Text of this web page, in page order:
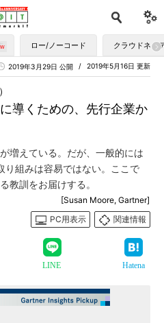
ロー/ノーコード クラウドネイ
2019年5月16日 更新
2019年3月29日 公開
導くための、先行企業か
増えている。だが、一般的には
り組みは容易ではない。ここで
教訓をお届けする。
[Susan Moore, Gartner]
PC用表示
関連情報
LINE Hatena